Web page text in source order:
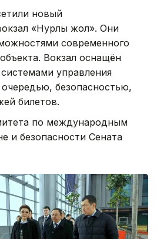
новый
«Нурлы жол». Они
современного
Вокзал оснащён
управления
безопасностью,
билетов.
по международным
и безопасности Сената